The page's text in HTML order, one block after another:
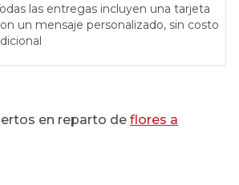
las entregas incluyen una tarjeta
un mensaje personalizado, sin costo
en reparto de flores a